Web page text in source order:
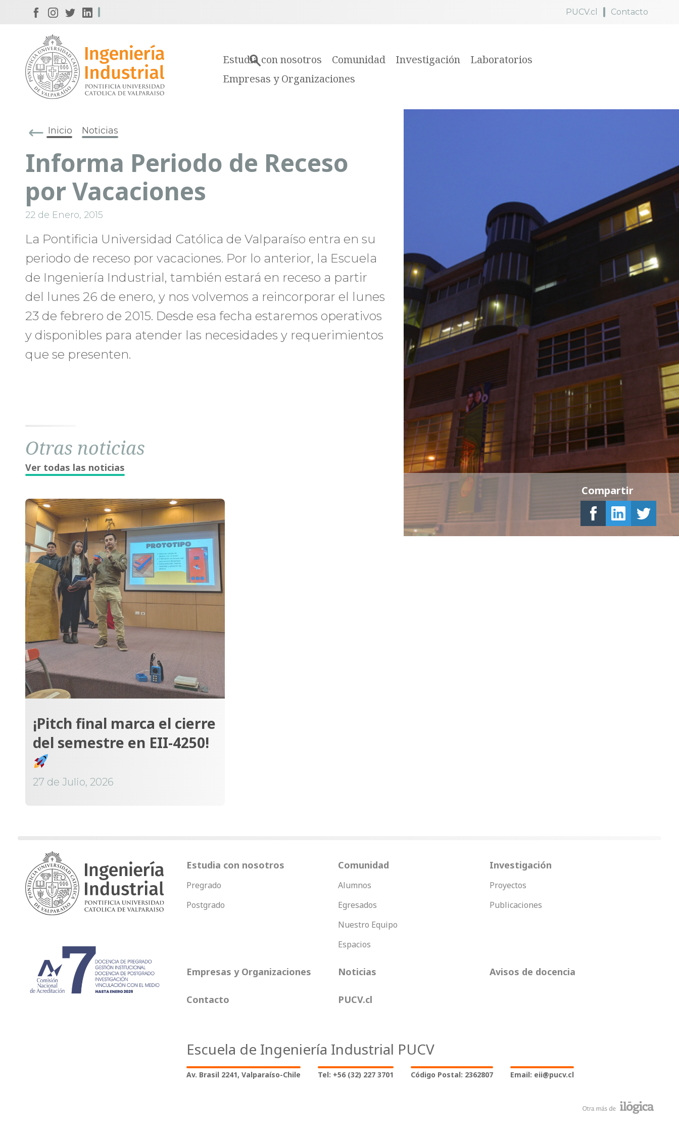
PUCV.cl Contacto
Estudia con nosotros Comunidad Investigación
Laboratorios
Empresas y Organizaciones
Inicio Noticias
Informa Periodo de Receso
por Vacaciones
22 de Enero, 2015
La Pontificia Universidad Católica de Valparaíso entra en su
periodo de receso por vacaciones. Por lo anterior, la Escuela
de Ingeniería Industrial, también estará en receso a partir
del lunes 26 de enero, y nos volvemos a reincorporar el lunes
23 de febrero de 2015. Desde esa fecha estaremos operativos
y disponibles para atender las necesidades y requerimientos
que se presenten.
Compartir
Otras noticias
Ver todas las noticias
¡Pitch final marca el cierre
del semestre en EII-4250!
27 de Julio, 2026
Estudia con nosotros
Pregrado
Postgrado
Comunidad
Alumnos
Egresados
Nuestro Equipo
Espacios
Investigación
Proyectos
Publicaciones
Empresas y Organizaciones Noticias Avisos de docencia
Contacto PUCV.cl
Escuela de Ingeniería Industrial PUCV
Av. Brasil 2241, Valparaíso-Chile Tel: +56 (32) 227 3701 Código Postal: 2362807 Email: eii@pucv.cl